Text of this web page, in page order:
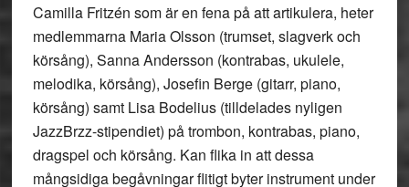
Camilla Fritzén som är en fena på att artikulera, heter
medlemmarna Maria Olsson (trumset, slagverk och
körsång), Sanna Andersson (kontrabas, ukulele,
melodika, körsång), Josefin Berge (gitarr, piano,
körsång) samt Lisa Bodelius (tilldelades nyligen
JazzBrzz-stipendiet) på trombon, kontrabas, piano,
dragspel och körsång. Kan flika in att dessa
mångsidiga begåvningar flitigt byter instrument under